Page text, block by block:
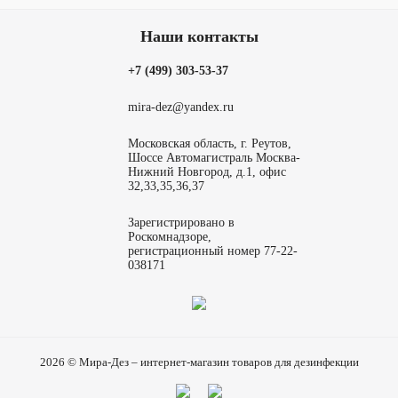
Наши контакты
+7 (499) 303-53-37
mira-dez@yandex.ru
Московская область, г. Реутов,
Шоссе Автомагистраль Москва-
Нижний Новгород, д.1, офис
32,33,35,36,37
Зарегистрировано в
Роскомнадзоре,
регистрационный номер 77-22-
038171
2026 © Мира-Дез – интернет-магазин товаров для дезинфекции